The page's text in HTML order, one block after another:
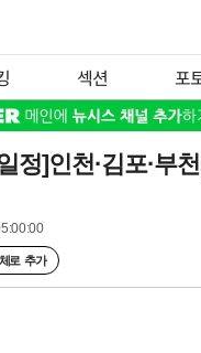
섹션 포
정]인천·김포·부
로 추가